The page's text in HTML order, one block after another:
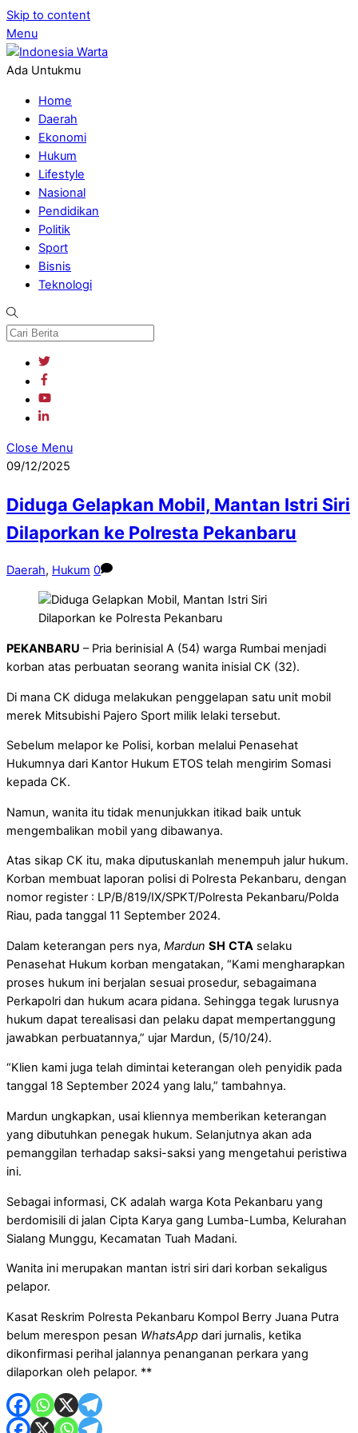
Skip to content
Menu
Ada Untukmu
Home
Daerah
Ekonomi
Hukum
Lifestyle
Nasional
Pendidikan
Politik
Sport
Bisnis
Teknologi
Close Menu
09/12/2025
Diduga Gelapkan Mobil, Mantan Istri Siri
Dilaporkan ke Polresta Pekanbaru
Daerah, Hukum 0
PEKANBARU – Pria berinisial A (54) warga Rumbai menjadi
korban atas perbuatan seorang wanita inisial CK (32).
Di mana CK diduga melakukan penggelapan satu unit mobil
merek Mitsubishi Pajero Sport milik lelaki tersebut.
Sebelum melapor ke Polisi, korban melalui Penasehat
Hukumnya dari Kantor Hukum ETOS telah mengirim Somasi
kepada CK.
Namun, wanita itu tidak menunjukkan itikad baik untuk
mengembalikan mobil yang dibawanya.
Atas sikap CK itu, maka diputuskanlah menempuh jalur hukum.
Korban membuat laporan polisi di Polresta Pekanbaru, dengan
nomor register : LP/B/819/IX/SPKT/Polresta Pekanbaru/Polda
Riau, pada tanggal 11 September 2024.
Dalam keterangan pers nya, Mardun SH CTA selaku
Penasehat Hukum korban mengatakan, “Kami mengharapkan
proses hukum ini berjalan sesuai prosedur, sebagaimana
Perkapolri dan hukum acara pidana. Sehingga tegak lurusnya
hukum dapat terealisasi dan pelaku dapat mempertanggung
jawabkan perbuatannya,” ujar Mardun, (5/10/24).
“Klien kami juga telah dimintai keterangan oleh penyidik pada
tanggal 18 September 2024 yang lalu,” tambahnya.
Mardun ungkapkan, usai kliennya memberikan keterangan
yang dibutuhkan penegak hukum. Selanjutnya akan ada
pemanggilan terhadap saksi-saksi yang mengetahui peristiwa
ini.
Sebagai informasi, CK adalah warga Kota Pekanbaru yang
berdomisili di jalan Cipta Karya gang Lumba-Lumba, Kelurahan
Sialang Munggu, Kecamatan Tuah Madani.
Wanita ini merupakan mantan istri siri dari korban sekaligus
pelapor.
Kasat Reskrim Polresta Pekanbaru Kompol Berry Juana Putra
belum merespon pesan WhatsApp dari jurnalis, ketika
dikonfirmasi perihal jalannya penanganan perkara yang
dilaporkan oleh pelapor. **